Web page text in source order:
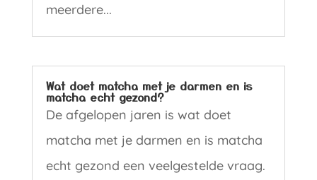
meerdere...
Wat doet matcha met je darmen en is
matcha echt gezond?
De afgelopen jaren is wat doet
matcha met je darmen en is matcha
echt gezond een veelgestelde vraag.